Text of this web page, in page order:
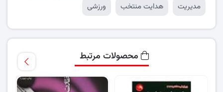
مدیریت
هدایت منتخب ورزشی
محصولات مرتبط